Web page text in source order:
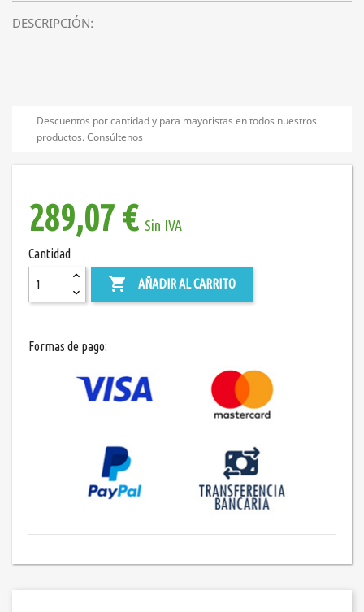
DESCRIPCIÓN:
Descuentos por cantidad y para mayoristas en todos nuestros
productos. Consúltenos
289,07 € Sin IVA
Cantidad
 AÑADIR AL CARRITO
Formas de pago: